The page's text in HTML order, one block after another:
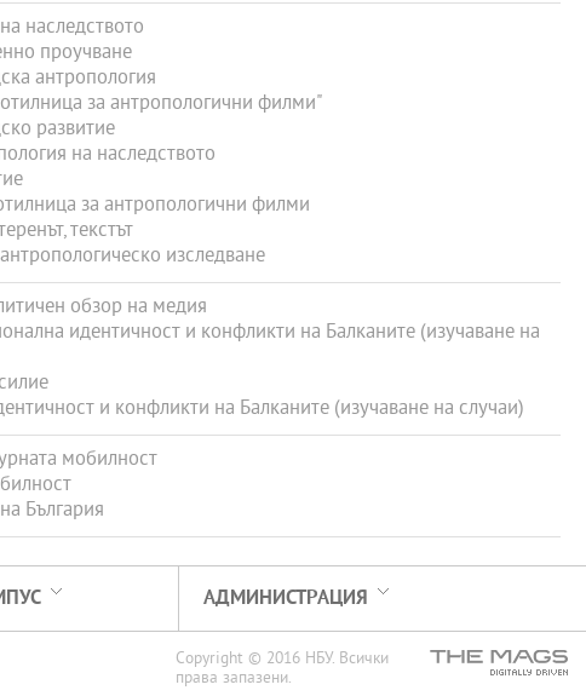
наследството
проучване
антропология
за антропологични филми"
развитие
на наследството
за антропологични филми
текстът
изследване
обзор на медия
идентичност и конфликти на Балканите (изучаване на
и конфликти на Балканите (изучаване на случаи)
мобилност
България
АДМИНИСТРАЦИЯ
Copyright © 2016 НБУ. Всички
права запазени.